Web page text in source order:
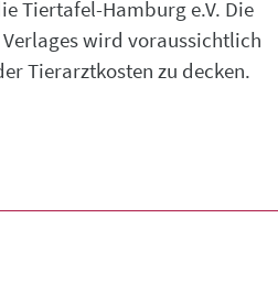
Tiertafel-Hamburg e.V. Die
Verlages wird voraussichtlich
Tierarztkosten zu decken.